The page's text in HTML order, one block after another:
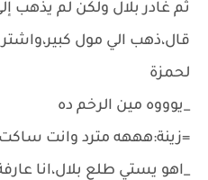
ثم غادر بلال ولكن لم يذهب
قال،ذهب الي مول
لحمزة
_يوووه مين الرخم ده
=زينة:هههه مترد وانت ساكت
_اهو يستي طلع بلال،انا